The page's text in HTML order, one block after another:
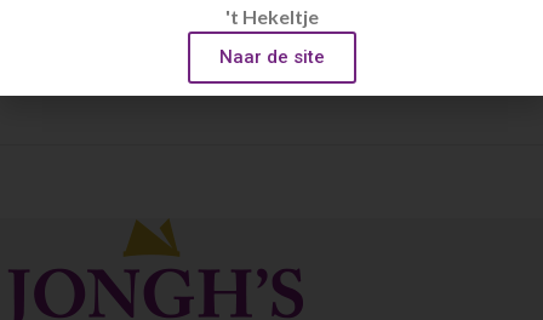
Schalen / kommen
't Hekeltje
Naar de site